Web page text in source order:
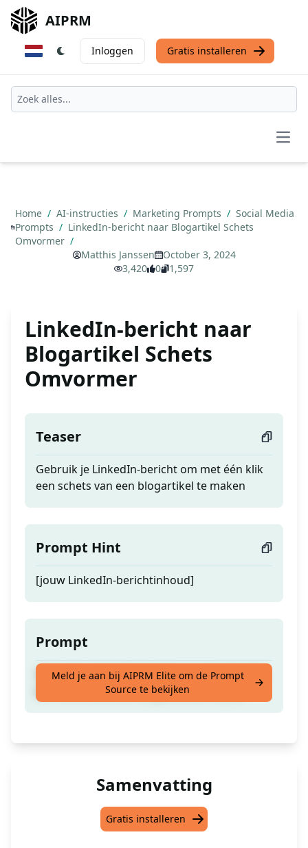
AIPRM
Inloggen Gratis installeren
Home / AI-instructies / Marketing Prompts / Social Media
Prompts / LinkedIn-bericht naar Blogartikel Schets
Omvormer /
Matthis Janssen
October 3, 2024
3,420
0 1,597
LinkedIn-bericht naar
Blogartikel Schets
Omvormer
Teaser
Gebruik je LinkedIn-bericht om met één klik
een schets van een blogartikel te maken
Prompt Hint
[jouw LinkedIn-berichtinhoud]
Prompt
Gebruik je LinkedIn-bericht om met één klik
een schets van een blogartikel te maken
Meld je aan bij AIPRM Elite om de Prompt
Source te bekijken
Samenvatting
Gratis installeren